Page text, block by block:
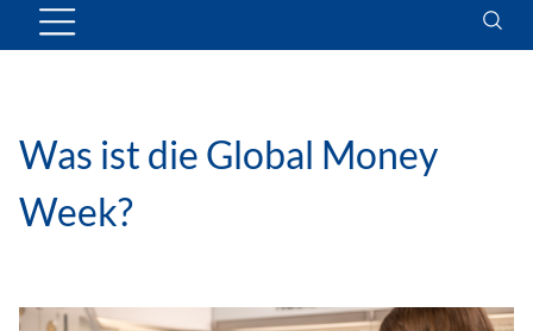
Was ist die Global Money
Week?